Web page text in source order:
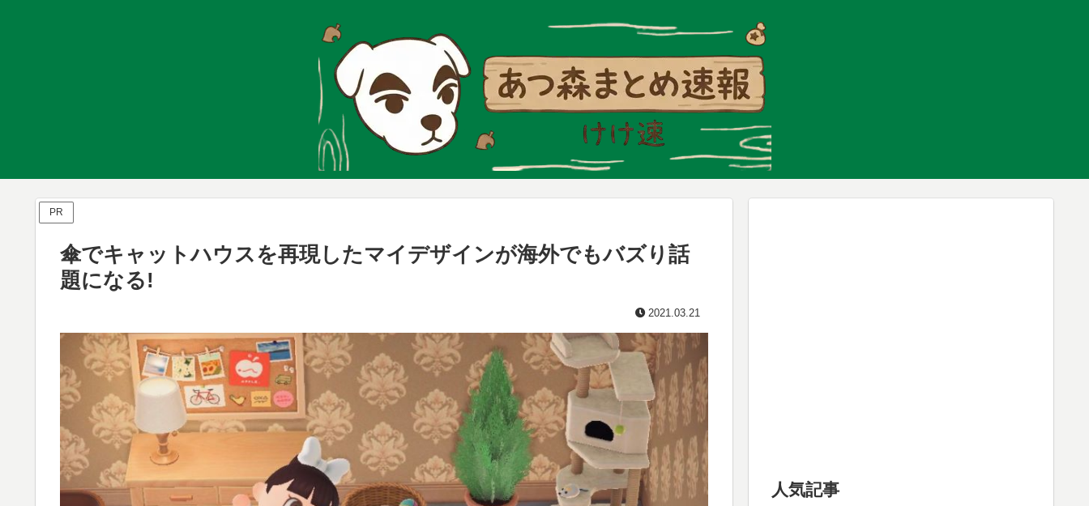
PR
傘でキャットハウスを再現したマイデザインが海外でもバズり話
題になる!
2021.03.21
人気記事